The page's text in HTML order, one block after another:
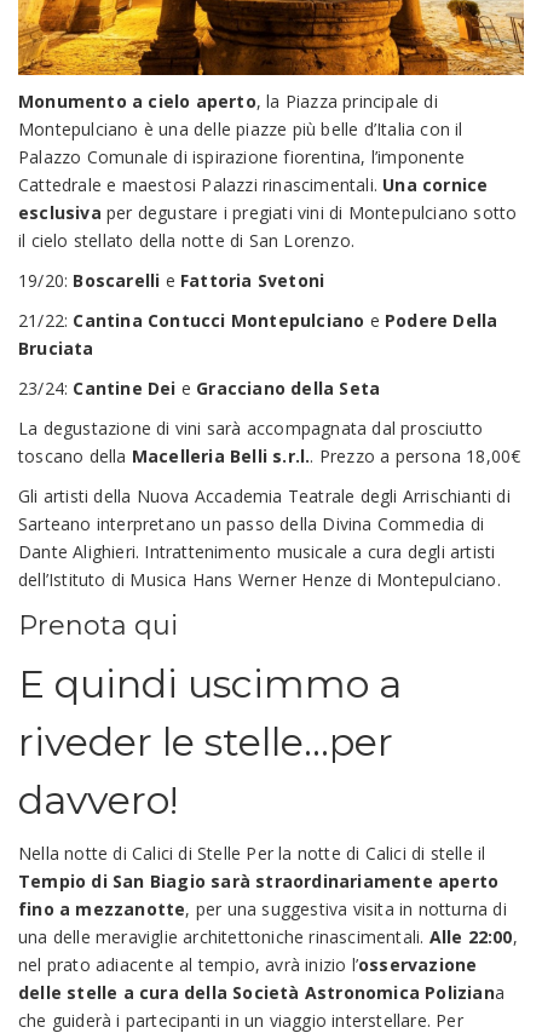
Monumento a cielo aperto, la Piazza principale di
Montepulciano è una delle piazze più belle d’Italia con il
Palazzo Comunale di ispirazione fiorentina, l’imponente
Cattedrale e maestosi Palazzi rinascimentali. Una cornice
esclusiva per degustare i pregiati vini di Montepulciano sotto
il cielo stellato della notte di San Lorenzo.
19/20: Boscarelli e Fattoria Svetoni
21/22: Cantina Contucci Montepulciano e Podere Della
Bruciata
23/24: Cantine Dei e Gracciano della Seta
La degustazione di vini sarà accompagnata dal prosciutto
toscano della Macelleria Belli s.r.l.. Prezzo a persona 18,00€
Gli artisti della Nuova Accademia Teatrale degli Arrischianti di
Sarteano interpretano un passo della Divina Commedia di
Dante Alighieri. Intrattenimento musicale a cura degli artisti
dell’Istituto di Musica Hans Werner Henze di Montepulciano.
Prenota qui
E quindi uscimmo a
riveder le stelle…per
davvero!
Nella notte di Calici di Stelle Per la notte di Calici di stelle il
Tempio di San Biagio sarà straordinariamente aperto
fino a mezzanotte, per una suggestiva visita in notturna di
una delle meraviglie architettoniche rinascimentali. Alle 22:00,
nel prato adiacente al tempio, avrà inizio l’osservazione
delle stelle a cura della Società Astronomica Poliziana
che guiderà i partecipanti in un viaggio interstellare. Per